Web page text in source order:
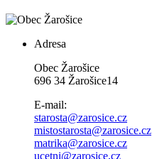
Adresa
Obec Žarošice
696 34 Žarošice14
E-mail:
starosta@zarosice.cz
mistostarosta@zarosice.cz
matrika@zarosice.cz
ucetni@zarosice.cz